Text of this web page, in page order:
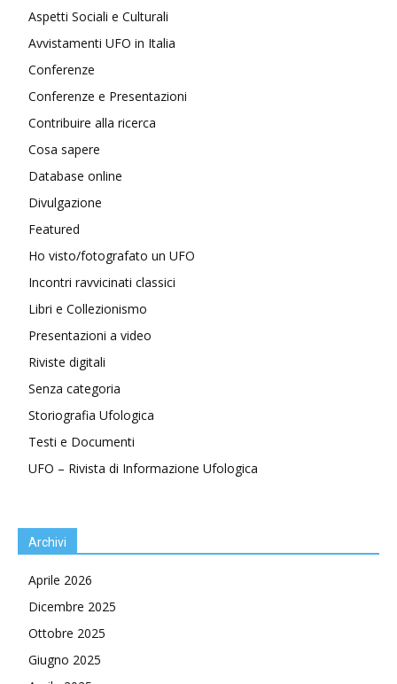
Aspetti Sociali e Culturali
Avvistamenti UFO in Italia
Conferenze
Conferenze e Presentazioni
Contribuire alla ricerca
Cosa sapere
Database online
Divulgazione
Featured
Ho visto/fotografato un UFO
Incontri ravvicinati classici
Libri e Collezionismo
Presentazioni a video
Riviste digitali
Senza categoria
Storiografia Ufologica
Testi e Documenti
UFO – Rivista di Informazione Ufologica
Archivi
Aprile 2026
Dicembre 2025
Ottobre 2025
Giugno 2025